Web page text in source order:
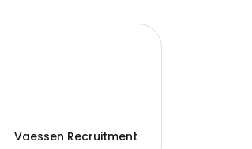
Vaessen Recruitment